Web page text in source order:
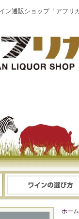
ン通販ショップ「アフリ
ホーム